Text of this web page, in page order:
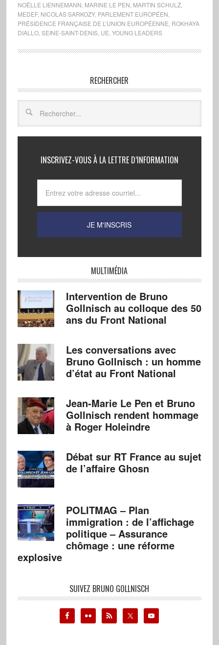
NOËLLE LIENNEMANN MARINE LE PEN MARTIN SCHULZ,
MEDEF, NICOLAS SARKOZY, PARLEMENT EUROPÉEN
PRÉSIDENCE FRANÇAISE DE L’UNION EUROPÉENNE ROKHAYA
DIALLO, SEINE-SAINT-DENIS, UE YOUNG LEADERS
RECHERCHER
INSCRIVEZ-VOUS À LA LETTRE D’INFORMATION
MULTIMÉDIA
Intervention de Bruno
Gollnisch au colloque des 50
ans du Front National
Les conversations avec
Bruno Gollnisch : un homme
d’état au Front National
Jean-Marie Le Pen et Bruno
Gollnisch rendent hommage
à Roger Holeindre
Débat sur RT France au sujet
de l’affaire Ghosn
POLITMAG – Plan
immigration : de l’affichage
politique – Assurance
chômage : une réforme
explosive
SUIVEZ BRUNO GOLLNISCH